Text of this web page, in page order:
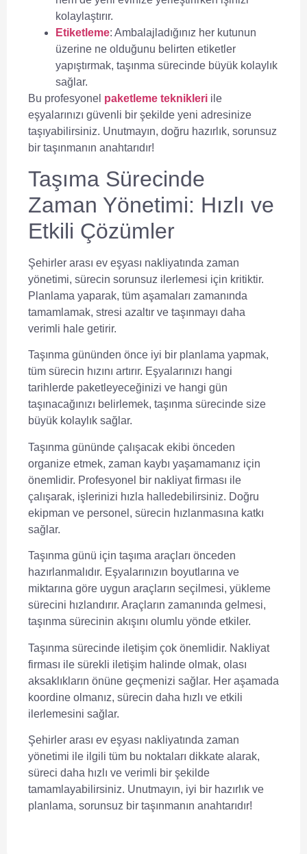
kolaylaştırır.
Etiketleme: Ambalajladığınız her kutunun
üzerine ne olduğunu belirten etiketler
yapıştırmak, taşınma sürecinde büyük kolaylık
sağlar.
Bu profesyonel paketleme teknikleri ile
eşyalarınızı güvenli bir şekilde yeni adresinize
taşıyabilirsiniz. Unutmayın, doğru hazırlık, sorunsuz
bir taşınmanın anahtarıdır!
Taşıma Sürecinde
Zaman Yönetimi: Hızlı ve
Etkili Çözümler
Şehirler arası ev eşyası nakliyatında zaman
yönetimi, sürecin sorunsuz ilerlemesi için kritiktir.
Planlama yaparak, tüm aşamaları zamanında
tamamlamak, stresi azaltır ve taşınmayı daha
verimli hale getirir.
Taşınma gününden önce iyi bir planlama yapmak,
tüm sürecin hızını artırır. Eşyalarınızı hangi
tarihlerde paketleyeceğinizi ve hangi gün
taşınacağınızı belirlemek, taşınma sürecinde size
büyük kolaylık sağlar.
Taşınma gününde çalışacak ekibi önceden
organize etmek, zaman kaybı yaşamamanız için
önemlidir. Profesyonel bir nakliyat firması ile
çalışarak, işlerinizi hızla halledebilirsiniz. Doğru
ekipman ve personel, sürecin hızlanmasına katkı
sağlar.
Taşınma günü için taşıma araçları önceden
hazırlanmalıdır. Eşyalarınızın boyutlarına ve
miktarına göre uygun araçların seçilmesi, yükleme
sürecini hızlandırır. Araçların zamanında gelmesi,
taşınma sürecinin akışını olumlu yönde etkiler.
Taşınma sürecinde iletişim çok önemlidir. Nakliyat
firması ile sürekli iletişim halinde olmak, olası
aksaklıkların önüne geçmenizi sağlar. Her aşamada
koordine olmanız, sürecin daha hızlı ve etkili
ilerlemesini sağlar.
Şehirler arası ev eşyası nakliyatında zaman
yönetimi ile ilgili tüm bu noktaları dikkate alarak,
süreci daha hızlı ve verimli bir şekilde
tamamlayabilirsiniz. Unutmayın, iyi bir hazırlık ve
planlama, sorunsuz bir taşınmanın anahtarıdır!